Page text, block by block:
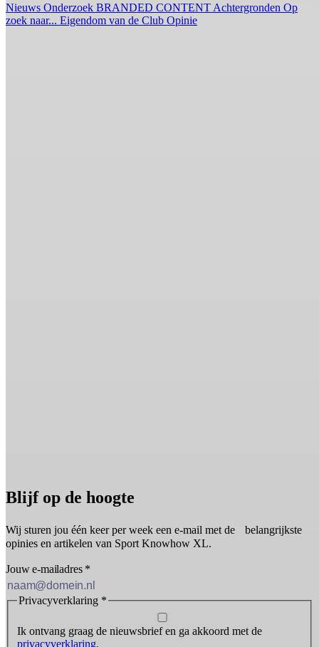
Nieuws Onderzoek BRANDED CONTENT Achtergronden Op
zoek naar... Eigendom van de Club Opinie
Blijf op de hoogte
Wij sturen jou één keer per week een e-mail met de belangrijkste
opinies en artikelen van Sport Knowhow XL.
Jouw e-mailadres *
Privacyverklaring *
Ik ontvang graag de nieuwsbrief en ga akkoord met de
privacyverklaring.